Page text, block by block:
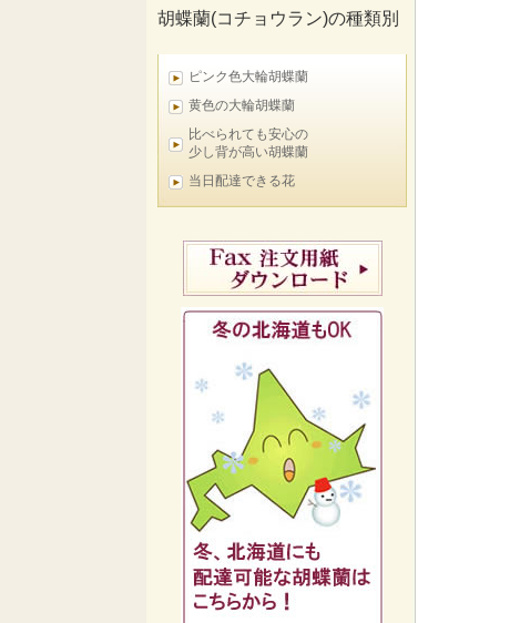
胡蝶蘭(コチョウラン)の種類別
ピンク色大輪胡蝶蘭
黄色の大輪胡蝶蘭
比べられても安心の
少し背が高い胡蝶蘭
当日配達できる花